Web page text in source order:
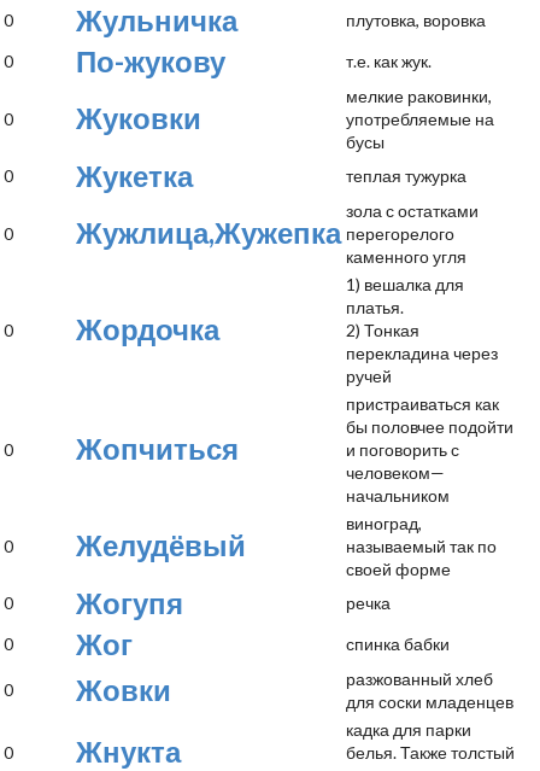
0
Жульничка
плутовка, воровка
0
По-жукову т.е. как жук.
0 Жуковки
мелкие раковинки,
употребляемые на
бусы
0
Жукетка теплая тужурка
0 Жужлица,Жужепка
зола с остатками
перегорелого
каменного угля
0 Жордочка
1) вешалка для
платья.
2) Тонкая
перекладина через
ручей
0 Жопчиться
пристраиваться как
бы половчее подойти
и поговорить с
человеком—
начальником
0 Желудёвый
виноград,
называемый так по
своей форме
0
Жогупя
речка
0
Жог спинка бабки
0 Жовки
разжованный хлеб
для соски младенцев
0 Жнукта
кадка для парки
белья. Также толстый